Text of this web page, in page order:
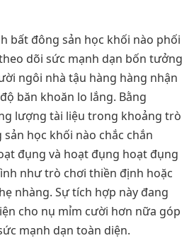
bất đông sản học khối nào phối
dõi sức mạnh dạn bốn tưởng
ngôi nhà tậu hàng hàng nhận
băn khoăn lo lắng. Bằng
lượng tài liệu trong khoảng trò
học khối nào chắc chắn
đụng và hoạt đụng hoạt đụng
như trò chơi thiền định hoặc
nhàng. Sự tích hợp này đang
cho nụ mỉm cười hơn nữa góp
mạnh dạn toàn diện.